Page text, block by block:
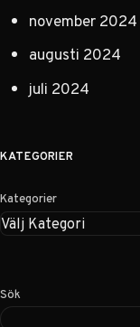
november 2024
augusti 2024
juli 2024
KATEGORIER
Kategorier
Sök